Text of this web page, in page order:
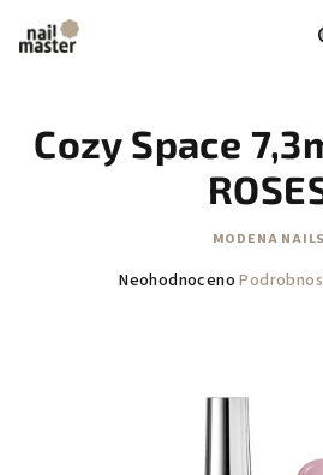
obsah
Cozy Space
MODENA NAILS
Průměrné
Neohodnoceno